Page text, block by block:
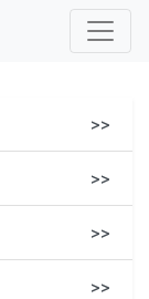
>>
>>
>>
>>